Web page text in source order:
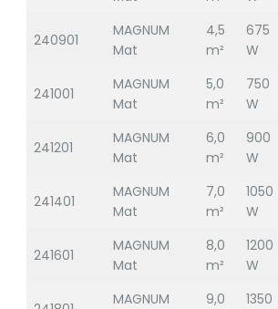
240901
MAGNUM
Mat
4,5
m²
675
W
241001
MAGNUM
Mat
5,0
m²
750
W
241201
MAGNUM
Mat
6,0
m²
900
W
241401
MAGNUM
Mat
7,0
m²
1050
W
241601
MAGNUM
Mat
8,0
m²
1200
W
MAGNUM
9,0
1350